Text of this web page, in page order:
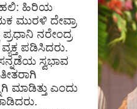
ಹಿರಿಯ
ಮುರಳಿ ದೇವ್ರಾ
ನರೇಂದ್ರ
ಪಡಿಸಿದರು.
ಸ್ವಭಾವ
ಮಾಡಿತ್ತು ಎಂದು